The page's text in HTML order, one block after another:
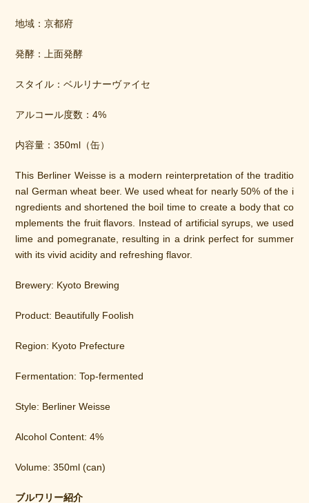
地域：京都府
発酵：上面発酵
スタイル：ベルリナーヴァイセ
アルコール度数：4%
内容量：350ml（缶）
This Berliner Weisse is a modern reinterpretation of the traditio
nal German wheat beer. We used wheat for nearly 50% of the i
ngredients and shortened the boil time to create a body that co
mplements the fruit flavors. Instead of artificial syrups, we used
lime and pomegranate, resulting in a drink perfect for summer
with its vivid acidity and refreshing flavor.
Brewery: Kyoto Brewing
Product: Beautifully Foolish
Region: Kyoto Prefecture
Fermentation: Top-fermented
Style: Berliner Weisse
Alcohol Content: 4%
Volume: 350ml (can)
ブルワリー紹介